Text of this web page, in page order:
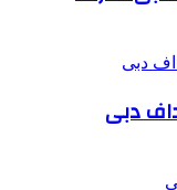
دبی